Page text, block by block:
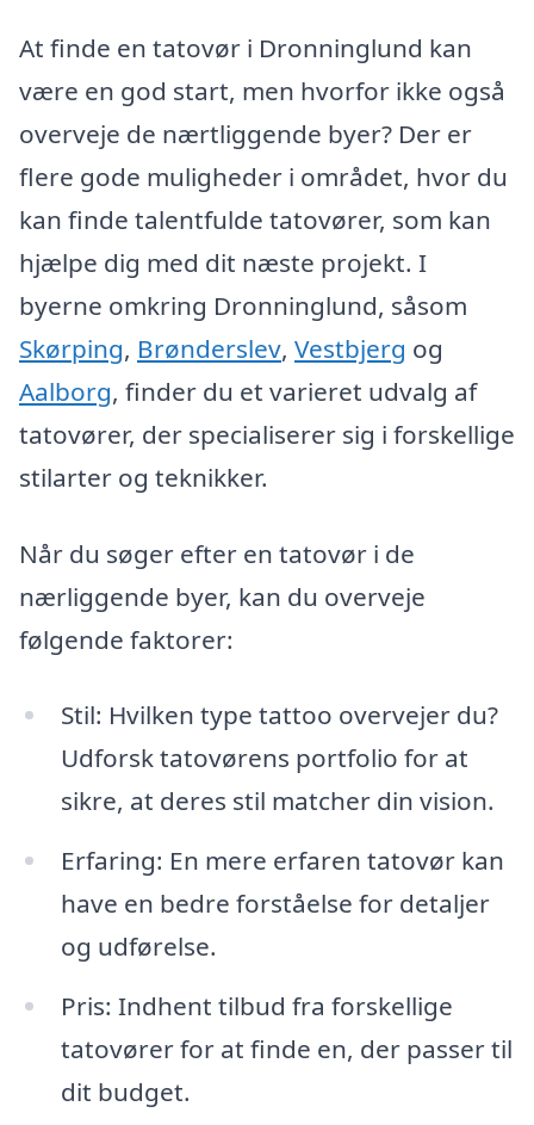
At finde en tatovør i Dronninglund kan
være en god start, men hvorfor ikke også
overveje de nærtliggende byer? Der er
flere gode muligheder i området, hvor du
kan finde talentfulde tatovører, som kan
hjælpe dig med dit næste projekt. I
byerne omkring Dronninglund, såsom
Skørping, Brønderslev, Vestbjerg og
Aalborg, finder du et varieret udvalg af
tatovører, der specialiserer sig i forskellige
stilarter og teknikker.
Når du søger efter en tatovør i de
nærliggende byer, kan du overveje
følgende faktorer:
Stil: Hvilken type tattoo overvejer du?
Udforsk tatovørens portfolio for at
sikre, at deres stil matcher din vision.
Erfaring: En mere erfaren tatovør kan
have en bedre forståelse for detaljer
og udførelse.
Pris: Indhent tilbud fra forskellige
tatovører for at finde en, der passer til
dit budget.